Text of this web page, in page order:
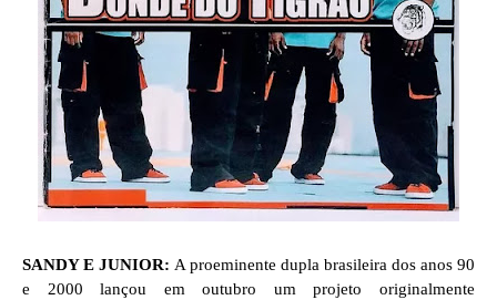
SANDY E JUNIOR: A proeminente dupla brasileira dos anos 90
e 2000 lançou em outubro um projeto originalmente